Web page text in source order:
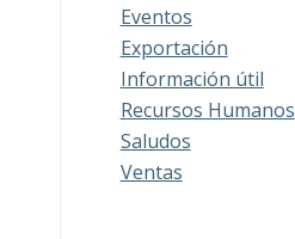
Eventos
Exportación
Información útil
Recursos Humanos
Saludos
Ventas